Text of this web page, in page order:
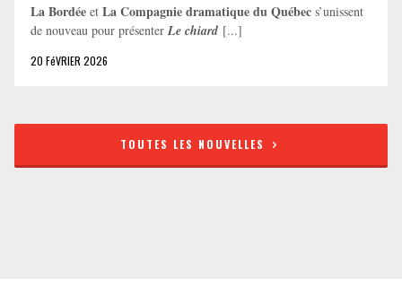
La Bordée et La Compagnie dramatique du Québec s’unissent
de nouveau pour présenter Le chiard [...]
20 FéVRIER 2026
TOUTES LES NOUVELLES